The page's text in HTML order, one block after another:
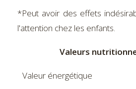
*Peut avoir des effets
l'attention chez les enfants.
Valeurs
Valeur énergétique